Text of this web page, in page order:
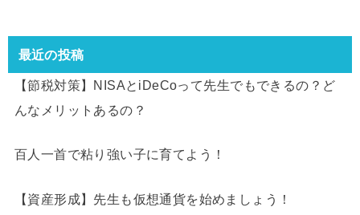
最近の投稿
【節税対策】NISAとiDeCoって先生でもできるの？ど
んなメリットあるの？
百人一首で粘り強い子に育てよう！
【資産形成】先生も仮想通貨を始めましょう！